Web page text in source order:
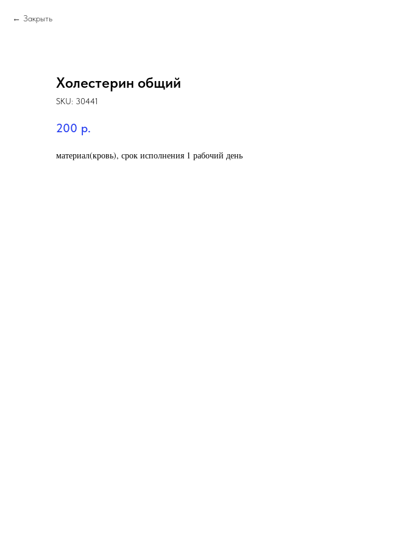
Закрыть
Холестерин общий
SKU: 30441
200 р.
материал(кровь), срок исполнения 1 рабочий день